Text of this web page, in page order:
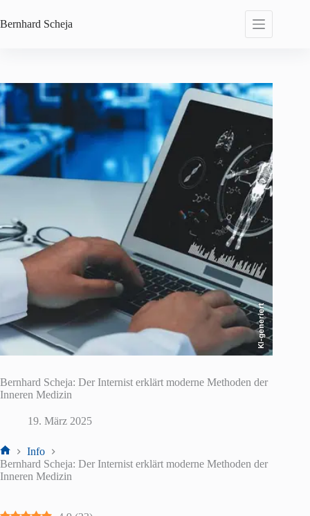
Inhalt
springen
Bernhard Scheja
KI-generiert
Bernhard Scheja: Der Internist erklärt moderne Methoden der
Inneren Medizin
19. März 2025
Start
Info
Bernhard Scheja: Der Internist erklärt moderne Methoden der
Inneren Medizin